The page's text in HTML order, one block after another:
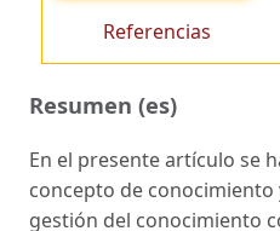
Referencias
Resumen (es)
En el presente artículo se
concepto de conocimiento
gestión del conocimiento